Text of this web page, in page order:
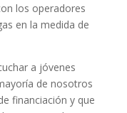
los operadores
en la medida de
a jóvenes
de nosotros
financiación y que